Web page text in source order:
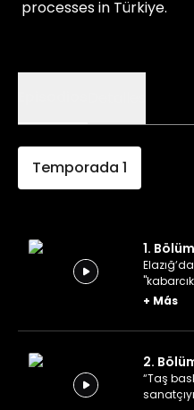
processes in Türkiye.
Temporada 1
1. Bölüm
üretimini
+ Más
2.
“Taş